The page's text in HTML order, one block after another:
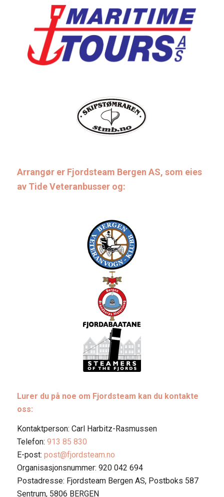
Arrangør er Fjordsteam Bergen AS, som eies
av Tide Veteranbusser og:
Lurer du på noe om Fjordsteam kan du kontakte
oss:
Kontaktperson: Carl Harbitz-Rasmussen
Telefon: 913 85 830
E-post: post@fjordsteam.no
Organisasjonsnummer: 920 042 694
Postadresse: Fjordsteam Bergen AS, Postboks 587
Sentrum, 5806 BERGEN